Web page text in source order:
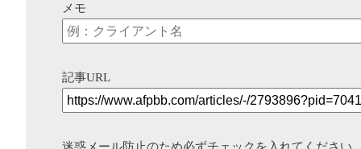
メモ
記事URL
迷惑メール防止のため必ずチェックを入れてください